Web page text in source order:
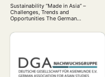
Sustainability “Made in Asia” –
Challenges, Trends and
Opportunities The German
biennial conference which will be
submission of panel proposals is 31
July 2022. Sustainability “Made in
Asia” — Challenges, Trends and …